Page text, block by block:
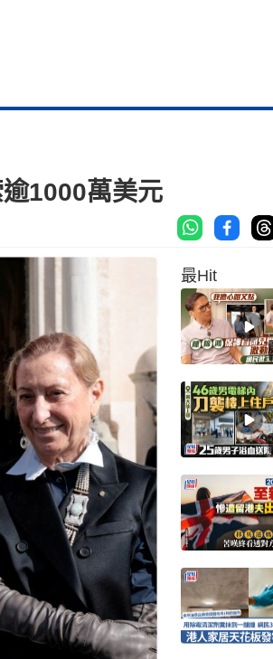
1000萬美元
最Hit